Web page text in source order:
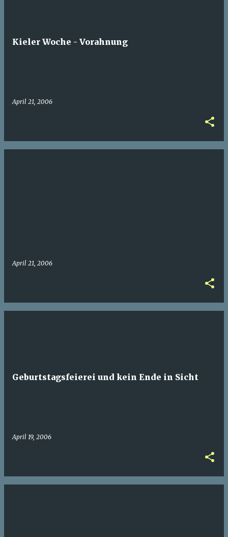
Kieler Woche - Vorahnung
April 21, 2006
April 21, 2006
Geburtstagsfeierei und kein Ende in Sicht
April 19, 2006